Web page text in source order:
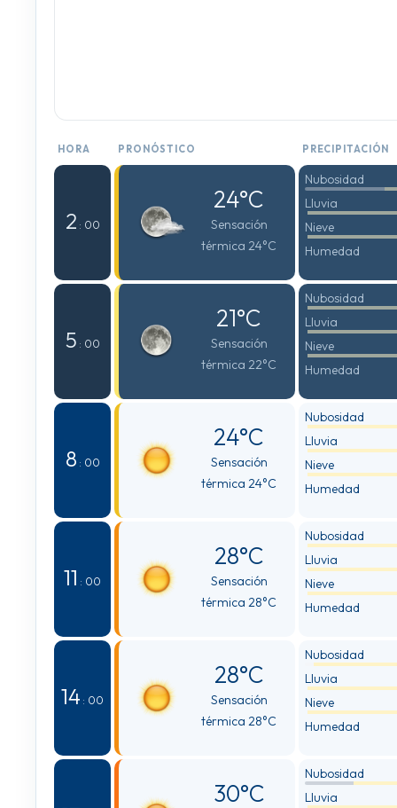
HORA PRONÓSTICO PRECIPITACIÓN
2 : 00
24°C
Sensación
térmica 24°C
Nubosidad
Lluvia
Nieve
Humedad
5 : 00
21°C
Sensación
térmica 22°C
Nubosidad
Lluvia
Nieve
Humedad
8 : 00
24°C
Sensación
térmica 24°C
Nubosidad
Lluvia
Nieve
Humedad
11 : 00
28°C
Sensación
térmica 28°C
Nubosidad
Lluvia
Nieve
Humedad
14 : 00
28°C
Sensación
térmica 28°C
Nubosidad
Lluvia
Nieve
Humedad
30°C
Nubosidad
Lluvia